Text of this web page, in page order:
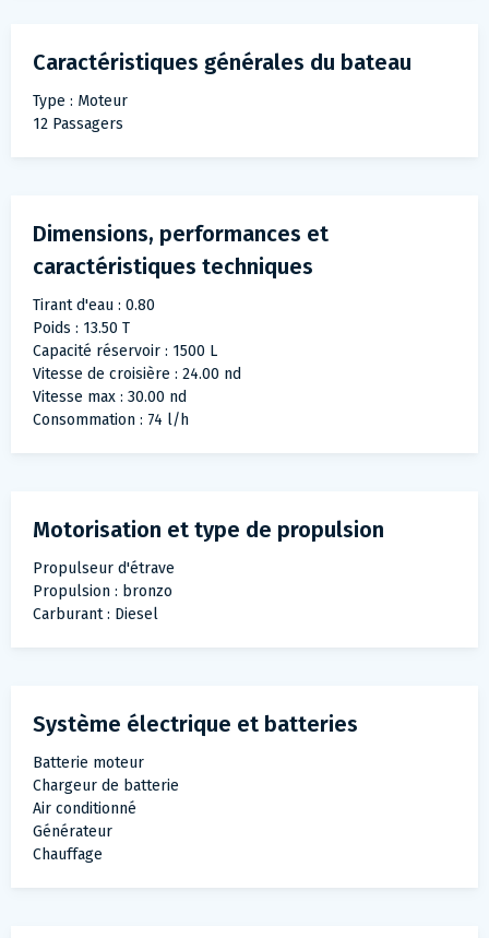
Caractéristiques générales du bateau
Type : Moteur
12 Passagers
Dimensions, performances et
caractéristiques techniques
Tirant d'eau : 0.80
Poids : 13.50 T
Capacité réservoir : 1500 L
Vitesse de croisière : 24.00 nd
Vitesse max : 30.00 nd
Consommation : 74 l/h
Motorisation et type de propulsion
Propulseur d'étrave
Propulsion : bronzo
Carburant : Diesel
Système électrique et batteries
Batterie moteur
Chargeur de batterie
Air conditionné
Générateur
Chauffage